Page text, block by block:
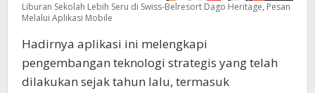
Liburan Sekolah Lebih Seru di Swiss-Belresort Dago Heritage, Pesan
Melalui Aplikasi Mobile
Hadirnya aplikasi ini melengkapi
pengembangan teknologi strategis yang telah
dilakukan sejak tahun lalu, termasuk